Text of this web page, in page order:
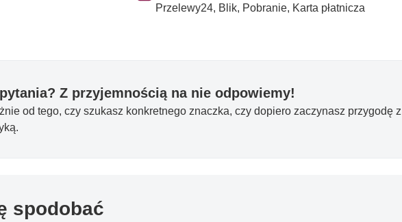
Przelewy24, Blik, Pobranie, Karta płatnicza
Z przyjemnością na nie odpowiemy!
od tego, czy szukasz konkretnego znaczka, czy dopiero zaczynasz przygodę z
spodobać